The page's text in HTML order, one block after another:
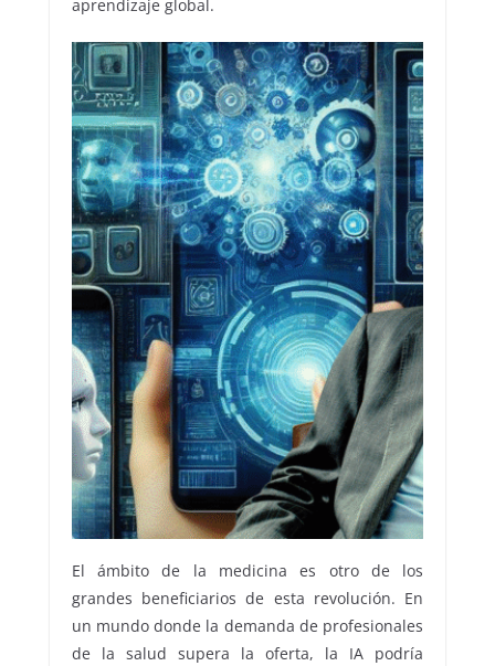
aprendizaje global.
El ámbito de la medicina es otro de los
grandes beneficiarios de esta revolución. En
un mundo donde la demanda de profesionales
de la salud supera la oferta, la IA podría